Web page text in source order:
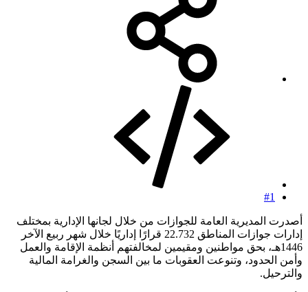
#1
أصدرت المديرية العامة للجوازات من خلال لجانها الإدارية بمختلف
إدارات جوازات المناطق 22.732 قرارًا إداريًا خلال شهر ربيع الآخر
1446هـ، بحق مواطنين ومقيمين لمخالفتهم أنظمة الإقامة والعمل
وأمن الحدود، وتنوعت العقوبات ما بين السجن والغرامة المالية
والترحيل.